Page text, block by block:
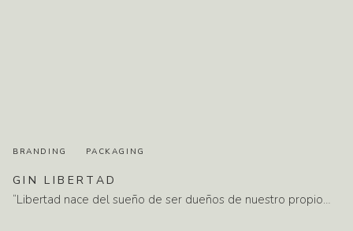
BRANDING PACKAGING
GIN LIBERTAD
“Libertad nace del sueño de ser dueños de nuestro propio…